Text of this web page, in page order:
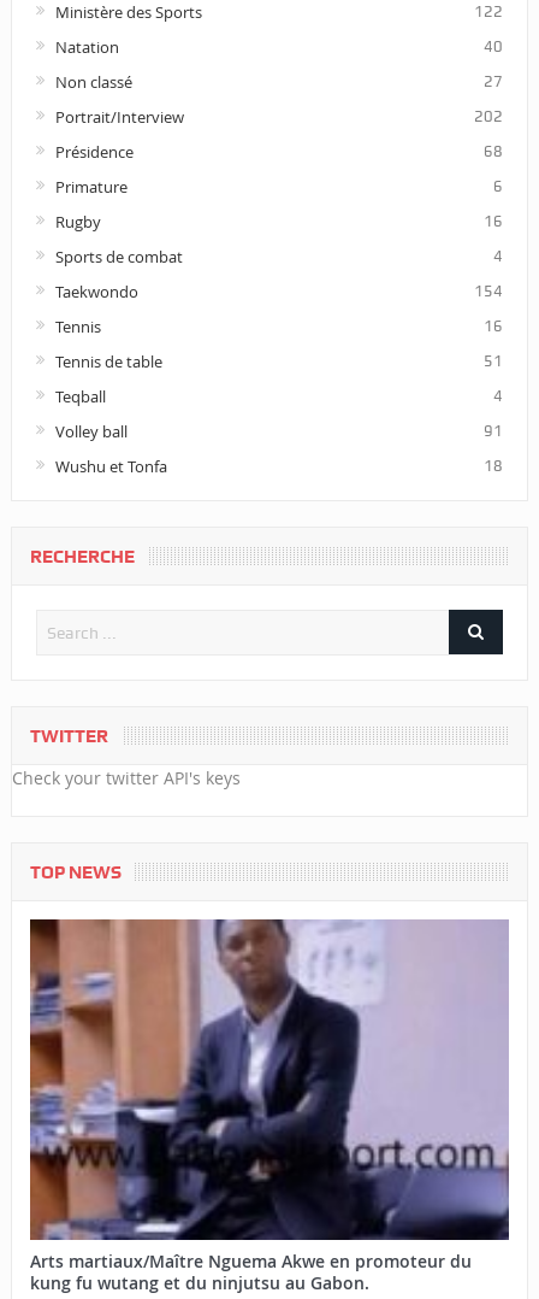
Ministère des Sports 122
Natation 40
Non classé 27
Portrait/Interview 202
Présidence 68
Primature 6
Rugby 16
Sports de combat 4
Taekwondo 154
Tennis 16
Tennis de table 51
Teqball 4
Volley ball 91
Wushu et Tonfa 18
RECHERCHE
TWITTER
Check your twitter API's keys
TOP NEWS
Arts martiaux/Maître Nguema Akwe en promoteur du
kung fu wutang et du ninjutsu au Gabon.